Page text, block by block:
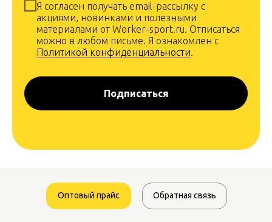
Я согласен получать email-рассылку с
акциями, новинками и полезными
материалами от Worker-sport.ru. Отписаться
можно в любом письме. Я ознакомлен с
Политикой конфиденциальности.
Подписаться
Оптовый прайс Обратная связь